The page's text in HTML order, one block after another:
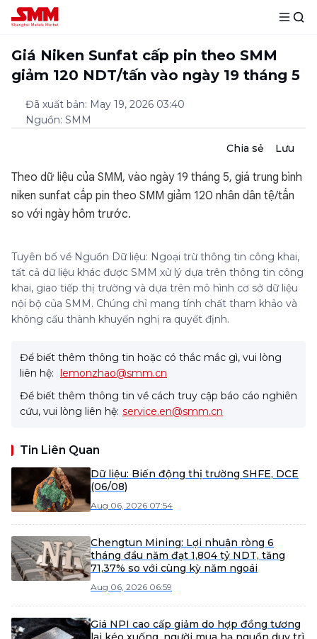
Giá Niken Sunfat cấp pin theo SMM
giảm 120 NDT/tấn vào ngày 19 tháng 5
Đã xuất bản: May 19, 2026 03:40
Nguồn: SMM
Chia sẻ Lưu
Theo dữ liệu của SMM, vào ngày 19 tháng 5, giá trung bình
niken sunfat cấp pin theo SMM giảm 120 nhân dân tệ/tấn
so với ngày hôm trước.
Tuyên bố về Nguồn Dữ liệu: Ngoại trừ thông tin công khai,
tất cả dữ liệu khác được SMM xử lý dựa trên thông tin công
khai, giao tiếp thị trường và dựa trên mô hình cơ sở dữ liệu
nội bộ của SMM. Chúng chỉ mang tính chất tham khảo và
không cấu thành khuyến nghị ra quyết định.
Để biết thêm thông tin hoặc có thắc mắc gì, vui lòng
liên hệ: lemonzhao@smm.cn
Để biết thêm thông tin về cách truy cập báo cáo nghiên
cứu, vui lòng liên hệ: service.en@smm.cn
Tin Liên Quan
Dữ liệu: Biến động thị trường SHFE, DCE
(06/08)
Aug 06, 2026 07:54
Chengtun Mining: Lợi nhuận ròng 6
tháng đầu năm đạt 1,804 tỷ NDT, tăng
71,37% so với cùng kỳ năm ngoái
Aug 06, 2026 06:59
Giá NPI cao cấp giảm do hợp đồng tương